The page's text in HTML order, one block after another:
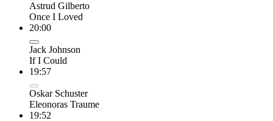
Astrud Gilberto
Once I Loved
20:00
Jack Johnson
If I Could
19:57
Oskar Schuster
Eleonoras Traume
19:52